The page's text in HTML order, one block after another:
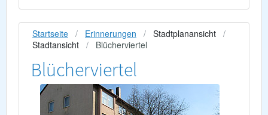
Startseite Erinnerungen
Stadtplanansicht
Stadtansicht
Blücherviertel
Blücherviertel